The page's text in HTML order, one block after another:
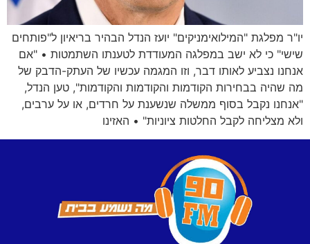
יו"ר מפלגת "המילואימניקים" יועז הנדל הבהיר בריאיון ל"פותחים
שישי" כי לא ישב במפלגה המעודדת לטענתו השתמטות • "אם
אנחנו נצביע לאותו דבר, וזו המגמה עכשיו של העתק-הדבק של
מה שהיה בבחירות הקודמות והקודמות והקודמות", טען הנדל,
"אנחנו נקבל בסוף ממשלה שנשענת על חרדים, או על ערבים,
ולא מצליחה לקבל החלטות ציוניות" • האזינו